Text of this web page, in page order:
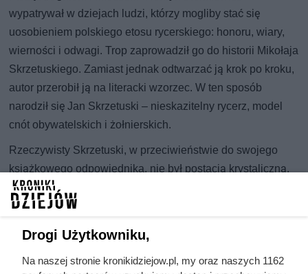
wypatrywał w dziejach ludzi, którzy mogliby stać się
uosobieniem polskiego etosu rycerskiego: honoru, wiary,
wierności i odwagi. Trop zaprowadził go do historii Mikołaja
Skrzetuskiego. Zamiast jednak odtwarzać ją krok po kroku,
autor przerobił ją na literacki wzorzec. W ten sposób
narodził się Jan Skrzetuski – nieskazitelny rycerz, model
cnót obywatelskich i żołnierskich.
Rzeczywisty Skrzetuski, w przeciwieństwie do swojego
książkowego odpowiednika, nie był postacią krystaliczną.
W archiwach przetrwały liczne zapisy sądowe, które
pokazują jego gwałtowny charakter. Zdarzało mu się
Zawadzkiej, próbując wymusić na niej zgodę na
małżeństwo. Spotykały go kary infamii, wyroki banicji, a
Drogi Użytkowniku,
Na naszej stronie kronikidziejow.pl, my oraz naszych 1162